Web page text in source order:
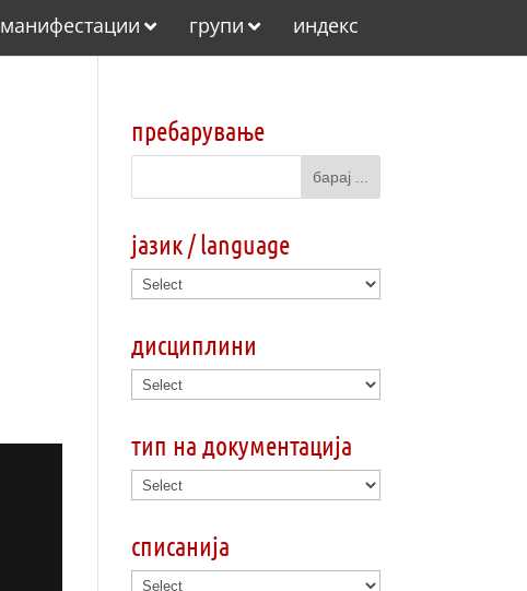
манифестации групи индекс
пребарување
јазик / language
дисциплини
тип на документација
списанија